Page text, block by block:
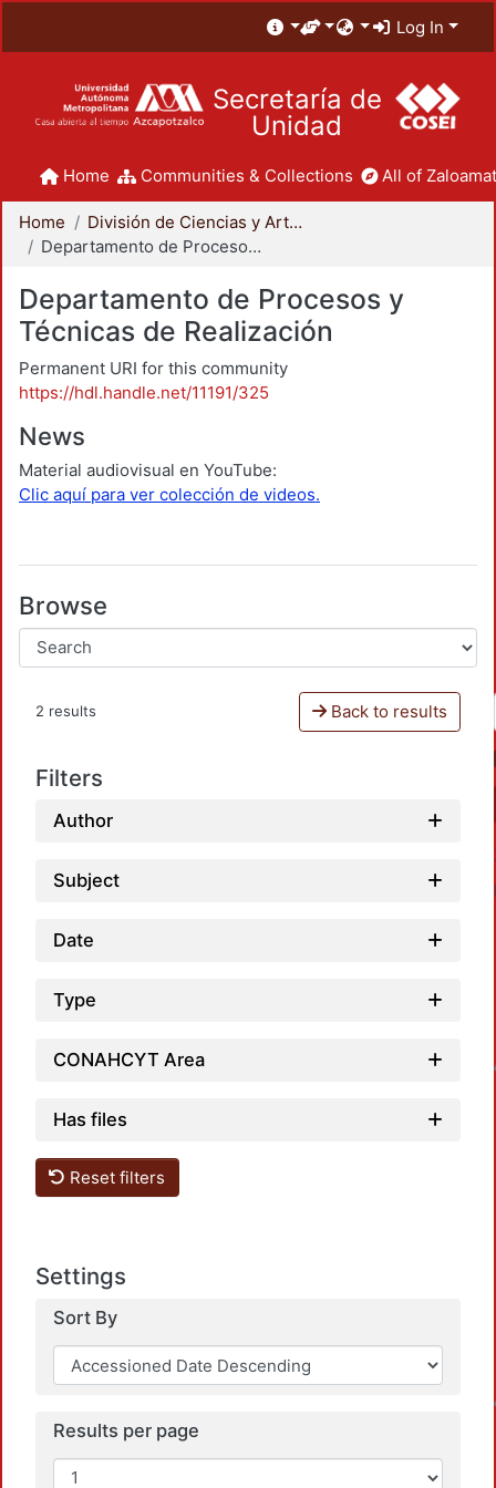
Log In
Secretaría de
Unidad
Home Communities & Collections All of
Home
División de Ciencias y Artes para el Diseño
Departamento de Procesos y Técnicas de Realización
Departamento de Procesos y
Técnicas de Realización
Permanent URI for this community
https://hdl.handle.net/11191/325
News
Material audiovisual en YouTube:
Clic aquí para ver colección de videos.
Browse
2 results Back to results
Filters
Author
Subject
Date
Type
CONAHCYT Area
Has files
Reset filters
Settings
Sort By
Results per page